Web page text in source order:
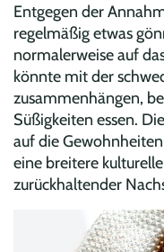
Entgegen der
regelmäßig etwas
normalerweise auf
könnte mit der
zusammenhängen,
Süßigkeiten essen.
auf die
eine breitere
zurückhaltender